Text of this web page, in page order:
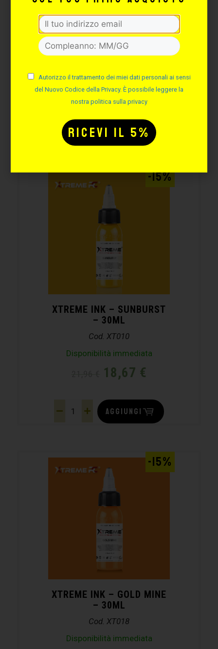
XTREME INK – BUMBLE BEE
– 30ML
Cod. XT064
21,96€ 18,67€
AGGIUNGI
XTREME INK – SUNBURST
– 30ML
Cod. XT010
Disponibilità immediata
18,67 €
-15%
AGGIUNGI
XTREME INK – GOLD MINE
– 30ML
Cod. XT018
Disponibilità immediata
-15%
Autorizzo il trattamento dei miei dati personali ai sensi
del Nuovo Codice della Privacy. È possibile leggere la
nostra politica sulla privacy